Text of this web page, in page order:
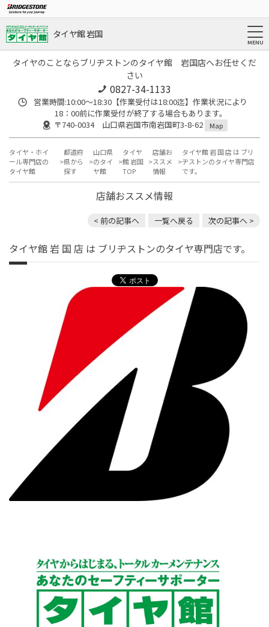
タイヤ館 岩国
タイヤのことならブリヂストンのタイヤ館 岩国店へお任せくだ
さい
0827-34-1133
営業時間:10:00〜18:30【作業受付は18:00迄】作業状況により
18：00前に作業受付が終了する場合もあります。
〒740-0034 山口県岩国市南岩国町3-8-62
Map
タイヤ・ホイ
ール専門店の
タイヤ館
都道府
県から
探す
山口県
のタイ
ヤ館
タイヤ
館 岩国
TOP
店舗お
ススメ
情報
タイヤ館 岩 国 店 は ブリ
ヂストンのタイヤ専門店
です。
店舗おススメ情報
< 前の記事へ 一覧へ戻る 次の記事へ >
タイヤ館 岩 国 店 は ブリヂストンのタイヤ専門店です。